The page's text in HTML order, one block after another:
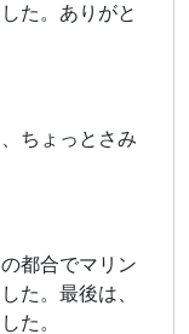
た。ありがと
ちょっとさみ
都合でマリン
た。最後は、
た。